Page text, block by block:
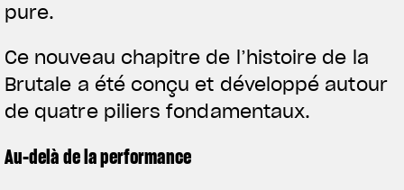
pure.
Ce nouveau chapitre de l’histoire de la
Brutale a été conçu et développé autour
de quatre piliers fondamentaux.
Au-delà de la performance